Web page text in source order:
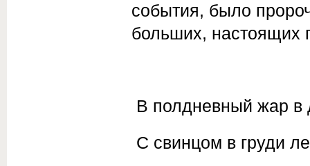
события, было
больших, настоящих
В полдневный жар в
С свинцом в груди